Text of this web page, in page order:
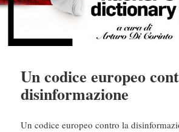
Un codice europeo
disinformazione
Un codice europeo contro la